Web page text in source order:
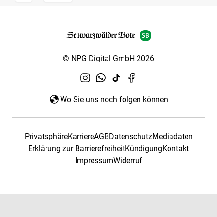
© NPG Digital GmbH 2026
Wo Sie uns noch folgen können
PrivatsphäreKarriereAGBDatenschutzMediadaten
Erklärung zur BarrierefreiheitKündigungKontakt
ImpressumWiderruf